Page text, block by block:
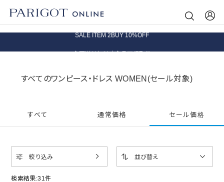
SALE ITEM 2BUY 10%OFF
すべてのワンピース・ドレス WOMEN(セール対象)
すべて 通常価格 セール価格
検索結果:31件
絞り込み 並び替え